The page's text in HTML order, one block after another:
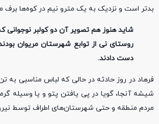
بدتر است و نزدیک به یک مترو نیم در کوه‌ها برف می‌آید. البته
شاید هنوز هم تصویر آن دو کولبر نوجوانی
دست دادند.
فرهاد در روز حادثه در حالی که لباس مناسبی به
شیشه آنجا، گویا در پی یافتن پتو و یا وسیله
مردم منطقه و حتی شهرستان‌های اطراف توسط